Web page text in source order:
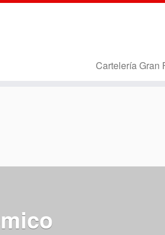
Cartelería Gran